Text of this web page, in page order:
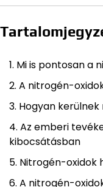
Mi is pontosan a
A nitrogén-
Hogyan
Az emberi
kibocsátásban
Nitrogén-oxidok
A nitrogén-